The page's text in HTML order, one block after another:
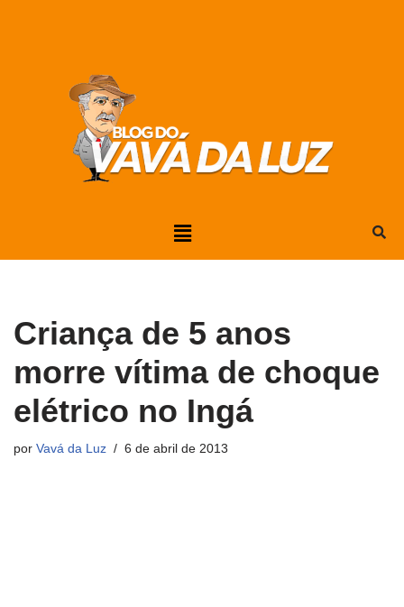
Criança de 5 anos
morre vítima de choque
elétrico no Ingá
por Vavá da Luz 6 de abril de 2013